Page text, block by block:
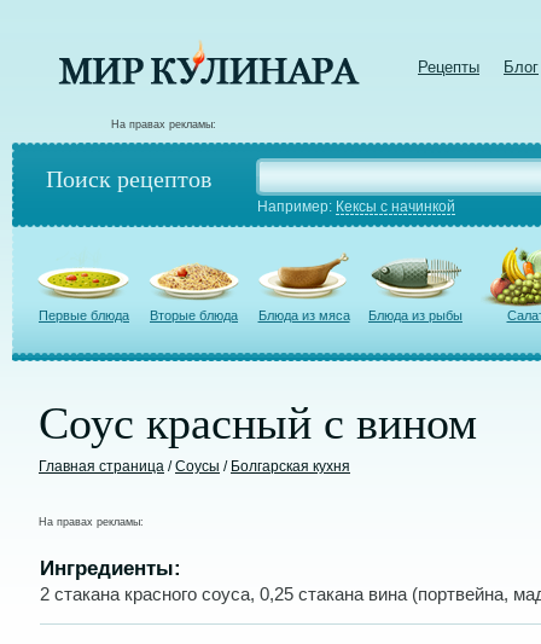
Рецепты Блог
На правах рекламы:
Поиск рецептов
Например: Кексы с начинкой
Первые блюда Вторые блюда Блюда из мяса Блюда из рыбы
Соус красный с вином
Главная страница /Соусы / Болгарская кухня
На правах рекламы:
Ингредиенты:
2 стакана красного соуса, 0,25 стакана вина (портвейна,